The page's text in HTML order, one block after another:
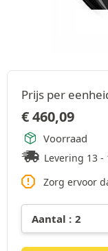
Prijs per
€460,09
Voorraad
Levering 13 -
Zorg ervoor